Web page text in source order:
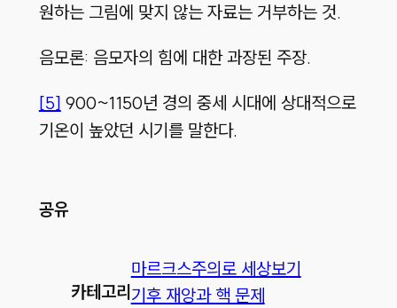
원하는 그림에 맞지 않는 자료는 거부하는 것.
음모론: 음모자의 힘에 대한 과장된 주장.
[5] 900~1150년 경의 중세 시대에 상대적으로
기온이 높았던 시기를 말한다.
공유
카테고리
마르크스주의로 세상보기
기후 재앙과 핵 문제